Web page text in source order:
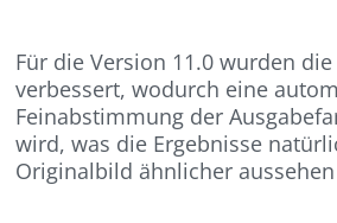
Für die Version 11.0 wurden
verbessert, wodurch eine
Feinabstimmung der
wird, was die Ergebnisse
Originalbild ähnlicher